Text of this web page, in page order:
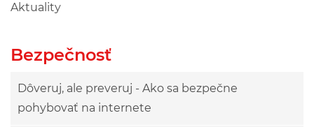
Aktuality
Bezpečnosť
Dôveruj, ale preveruj - Ako sa bezpečne
pohybovať na internete